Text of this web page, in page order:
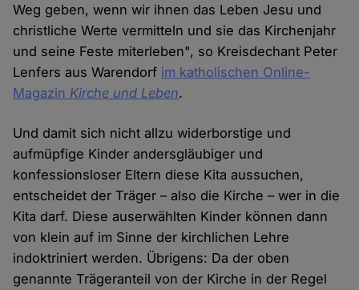
Weg geben, wenn wir ihnen das Leben Jesu und
christliche Werte vermitteln und sie das Kirchenjahr
und seine Feste miterleben", so Kreisdechant Peter
Lenfers aus Warendorf im katholischen Online-
Magazin Kirche und Leben.
Und damit sich nicht allzu widerborstige und
aufmüpfige Kinder andersgläubiger und
konfessionsloser Eltern diese Kita aussuchen,
entscheidet der Träger – also die Kirche – wer in die
Kita darf. Diese auserwählten Kinder können dann
von klein auf im Sinne der kirchlichen Lehre
indoktriniert werden. Übrigens: Da der oben
genannte Trägeranteil von der Kirche in der Regel